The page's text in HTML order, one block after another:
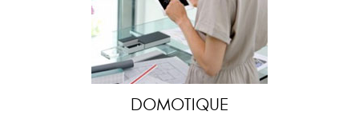
DOMOTIQUE